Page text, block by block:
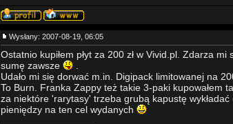
Wysłany: 2007-08-19, 06:05
Ostatnio kupiłem płyt za 200 zł w Vivid.pl. Zdarza
sumę zawsze
Udało mi się dorwać m.in. Digipack limitowanej na
To Burn. Franka Zappy też takie 3-paki kupowałem
za niektóre 'rarytasy' trzeba grubą kapustę
pieniędzy na ten cel wydanych